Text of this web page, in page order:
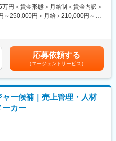
生活指導に関する業務もお願いいた
も多くありますので、コミュニケー
務経験を積むことで、企業運営の基
ます。安定した食品メーカーで長期
kodawari/index.html
products/index.html
務
円＜賃金形態＞月給制＜賃金内訳＞
～250,000円＜月給＞210,000円～
応募依頼する
（エージェントサービス）
ャー候補｜売上管理・人材
カー